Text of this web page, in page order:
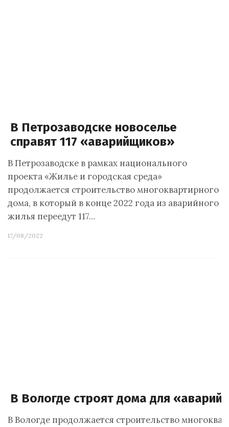
В Петрозаводске новоселье
справят 117 «аварийщиков»
В Петрозаводске в рамках национального
проекта «Жилье и городская среда»
продолжается строительство многоквартирного
дома, в который в конце 2022 года из аварийного
жилья переедут 117…
17/08/2022
В Вологде строят дома для
В Вологде продолжается строительство